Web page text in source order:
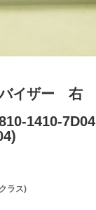
イザー 右
1410-7D04
ラス)